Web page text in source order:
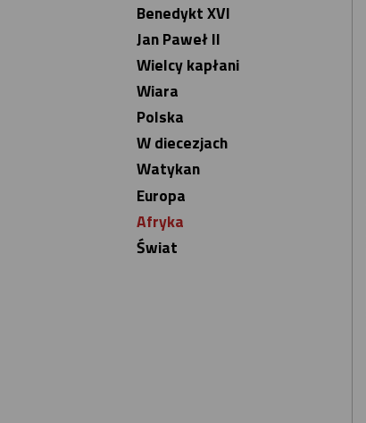
Benedykt XVI
Jan Paweł II
Wielcy kapłani
Wiara
Polska
W diecezjach
Watykan
Europa
Afryka
Świat